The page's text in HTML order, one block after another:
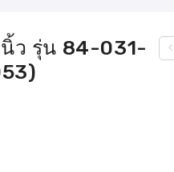
ว รุ่น 84-031-